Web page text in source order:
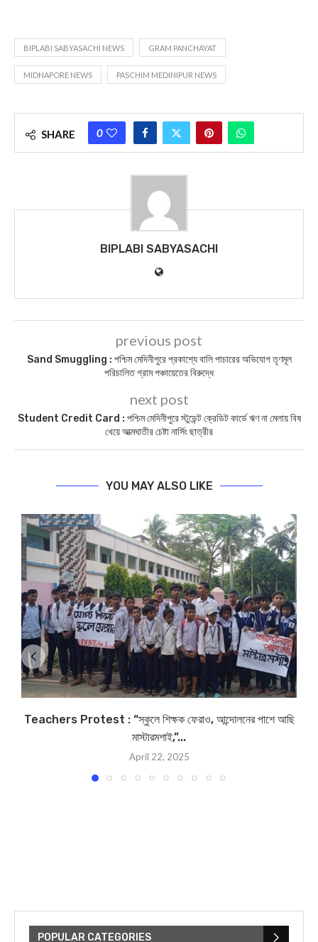
BIPLABI SABYASACHI NEWS GRAM PANCHAYAT
MIDNAPORE NEWS PASCHIM MEDINIPUR NEWS
SHARE 0
BIPLABI SABYASACHI
previous post
Sand Smuggling : পশ্চিম মেদিনীপুরে প্রকাশ্যে বালি পাচারের অভিযোগ তৃণমূল
পরিচালিত গ্রাম পঞ্চায়েতের বিরুদ্ধে
next post
Student Credit Card : পশ্চিম মেদিনীপুরে স্টুডেন্ট ক্রেডিট কার্ডে ঋণ না মেলায় বিষ
খেয়ে আত্মঘাতীর চেষ্টা নার্সিং ছাত্রীর
YOU MAY ALSO LIKE
Teachers Protest : “স্কুলে শিক্ষক ফেরাও, আন্দোলনের পাশে আছি
মাস্টারমশাই,”...
April 22, 2025
POPULAR CATEGORIES